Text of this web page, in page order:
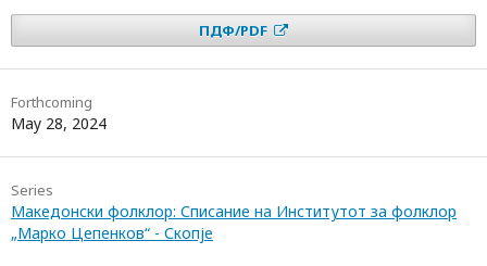
ПДФ/PDF
Forthcoming
May 28, 2024
Series
Македонски фолклор: Списание на Институтот за фолклор
„Марко Цепенков“ - Скопје